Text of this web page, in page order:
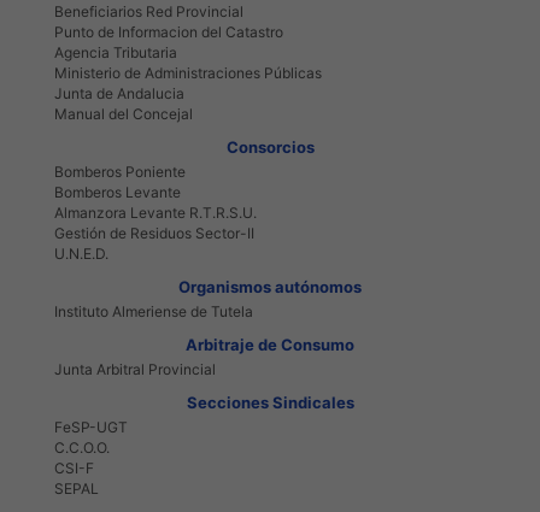
Beneficiarios Red Provincial
Punto de Informacion del Catastro
Agencia Tributaria
Ministerio de Administraciones Públicas
Junta de Andalucia
Manual del Concejal
Consorcios
Bomberos Poniente
Bomberos Levante
Almanzora Levante R.T.R.S.U.
Gestión de Residuos Sector-II
U.N.E.D.
Organismos autónomos
Instituto Almeriense de Tutela
Arbitraje de Consumo
Junta Arbitral Provincial
Secciones Sindicales
FeSP-UGT
C.C.O.O.
CSI-F
SEPAL